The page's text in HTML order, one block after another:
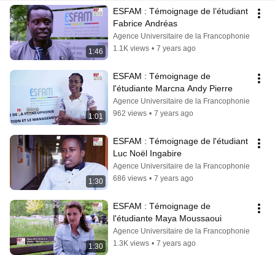
1:46
ESFAM : Témoignage de l’étudiant
Fabrice Andréas
Agence Universitaire de la Francophonie
1.1K views • 7 years ago
1:01
ESFAM : Témoignage de
l'étudiante Marcna Andy Pierre
Agence Universitaire de la Francophonie
962 views • 7 years ago
1:30
ESFAM : Témoignage de l'étudiant
Luc Noël Ingabire
Agence Universitaire de la Francophonie
686 views • 7 years ago
1:30
ESFAM : Témoignage de
l'étudiante Maya Moussaoui
Agence Universitaire de la Francophonie
1.3K views • 7 years ago